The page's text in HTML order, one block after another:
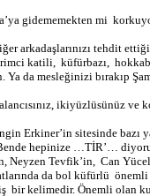
gidememekten mi
arkadaşlarınızı tehdit
katili, küfürbazı,
Ya da mesleğinizi bırakıp
ikiyüzlüsünüz ve
Erkiner’in sitesinde bazı
hepinize …TİR’…
Neyzen Tevfik’in, Can
da bol küfürlü önemli
bir kelimedir. Önemli olan